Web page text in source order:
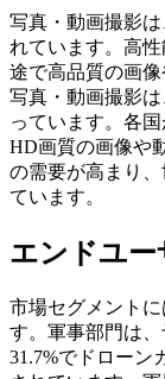
写真・動画撮影
れています。高
途で高品質の画
写真・動画撮影
っています。各
HD画質の画像や
の需要が高まり
ています。
エンドユー
市場セグメント
す。軍事部門は、
31.7%でドローン